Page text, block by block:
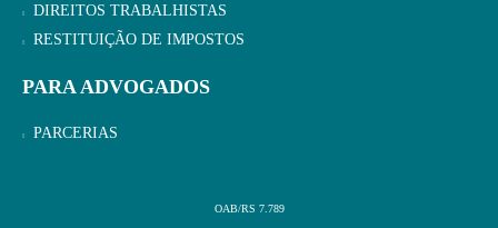
DIREITOS TRABALHISTAS
RESTITUIÇÃO DE IMPOSTOS
PARA ADVOGADOS
PARCERIAS
OAB/RS 7.789